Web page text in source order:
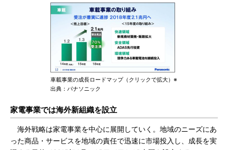
車載事業の成長ロードマップ（クリックで拡大）※
出典：パナソニック
家電事業では海外新組織を設立
海外戦略は家電事業を中心に展開していく。地域のニーズにあ
った商品・サービスを地域の責任で迅速に市場投入し、成長を実